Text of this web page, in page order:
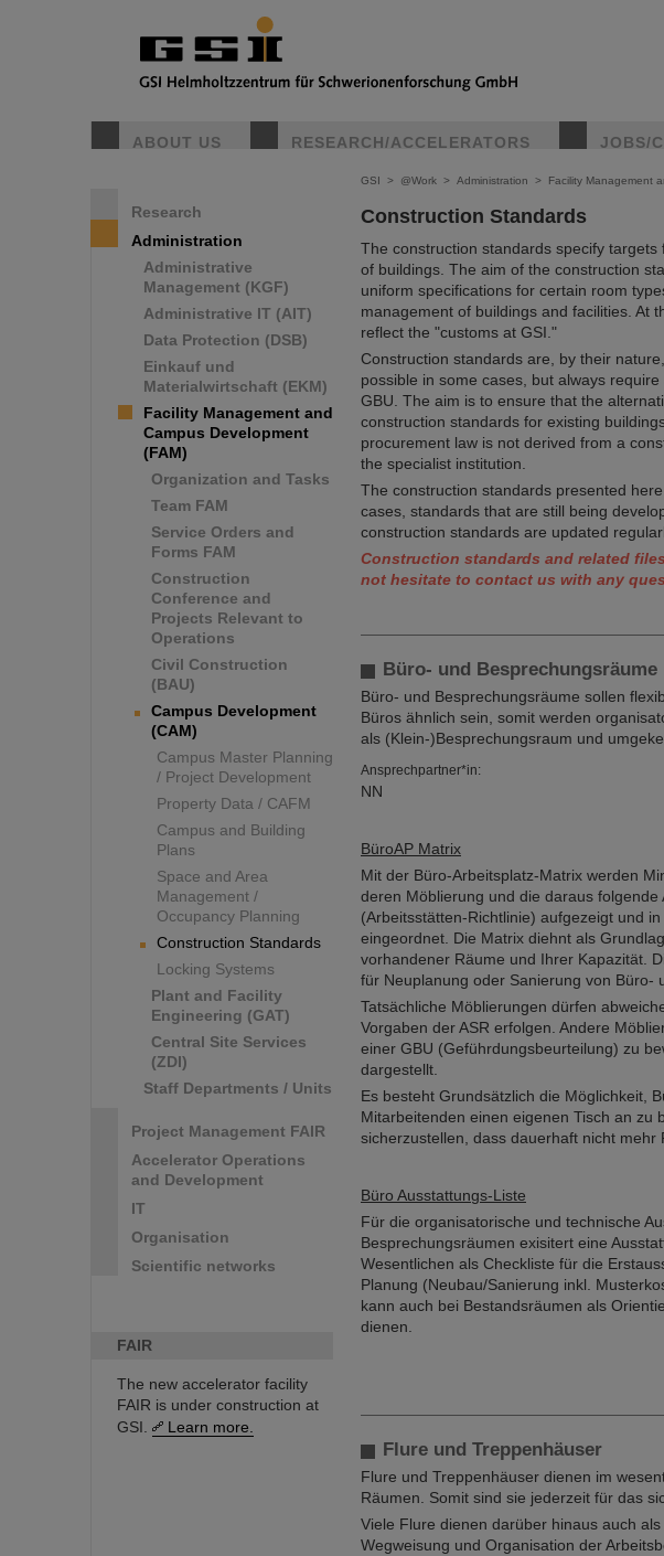
ABOUT US RESEARCH/ACCELERATORS JOBS/
Research
Administration
Administrative
Management (KGF)
Administrative IT (AIT)
Data Protection (DSB)
Einkauf und
Materialwirtschaft (EKM)
Facility Management and
Campus Development
(FAM)
Organization and Tasks
Team FAM
Service Orders and
Forms FAM
Construction
Conference and
Projects Relevant to
Operations
Civil Construction
(BAU)
Campus Development
(CAM)
Campus Master Planning
/ Project Development
Property Data / CAFM
Campus and Building
Plans
Space and Area
Management /
Occupancy Planning
Construction Standards
Locking Systems
Plant and Facility
Engineering (GAT)
Central Site Services
(ZDI)
Staff Departments / Units
Project Management FAIR
Accelerator Operations
and Development
IT
Organisation
Scientific networks
FAIR
The new accelerator facility
FAIR is under construction at
GSI.
Learn more.
GSI > @Work > Administration > Facility Management
Construction Standards
The construction standards specify
of buildings. The aim of the construction
uniform specifications for certain room
management of buildings and facilities. At
reflect the "customs at GSI."
Construction standards are, by their
possible in some cases, but always
GBU. The aim is to ensure that the
construction standards for existing
procurement law is not derived from a
the specialist institution.
The construction standards presented
cases, standards that are still being
construction standards are updated
Construction standards and related
not hesitate to contact us with any
Büro- und Besprechungsräume
Büro- und Besprechungsräume sollen
Büros ähnlich sein, somit werden
als (Klein-)Besprechungsraum und
Ansprechpartner*in:
NN
BüroAP Matrix
Mit der Büro-Arbeitsplatz-Matrix werden
deren Möblierung und die daraus folgende
(Arbeitsstätten-Richtlinie) aufgezeigt und
eingeordnet. Die Matrix diehnt als
vorhandener Räume und Ihrer Kapazität.
für Neuplanung oder Sanierung von Büro-
Tatsächliche Möblierungen dürfen
Vorgaben der ASR erfolgen. Andere
einer GBU (Geführdungsbeurteilung) zu
dargestellt.
Es besteht Grundsätzlich die Möglichkeit,
Mitarbeitenden einen eigenen Tisch an zu
sicherzustellen, dass dauerhaft nicht
Büro Ausstattungs-Liste
Für die organisatorische und technische
Besprechungsräumen exisitert eine
Wesentlichen als Checkliste für die
Planung (Neubau/Sanierung inkl.
kann auch bei Bestandsräumen als
dienen.
Flure und Treppenhäuser
Flure und Treppenhäuser dienen im
Räumen. Somit sind sie jederzeit für das
Viele Flure dienen darüber hinaus auch
Wegweisung und Organisation der